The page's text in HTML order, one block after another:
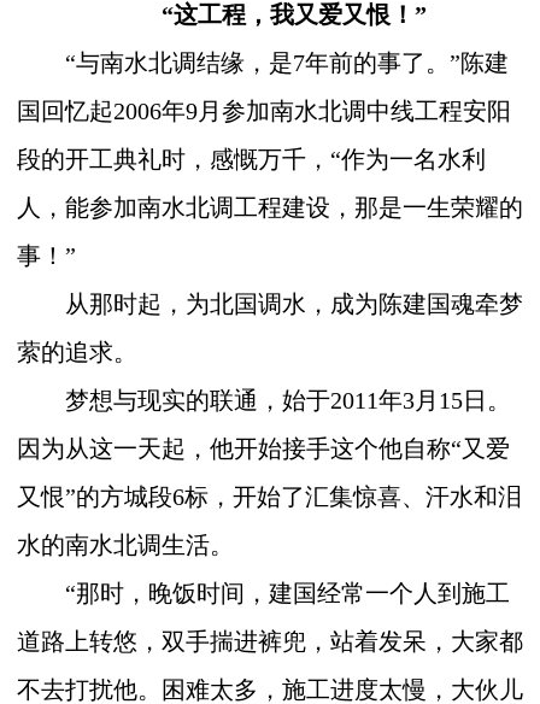
“这工程，我又爱又恨！”
“与南水北调结缘，是7年前的事了。”陈建
国回忆起2006年9月参加南水北调中线工程安阳
段的开工典礼时，感慨万千，“作为一名水利
人，能参加南水北调工程建设，那是一生荣耀的
事！”
从那时起，为北国调水，成为陈建国魂牵梦
萦的追求。
梦想与现实的联通，始于2011年3月 15日。
因为从这一天起，他开始接手这个他自称“又爱
又恨”的方城段6标，开始了汇集惊喜、汗水和泪
水的南水北调生活。
“那时，晚饭时间，建国经常一个人到施工
道路上转悠，双手揣进裤兜，站着发呆，大家都
不去打扰他。困难太多，施工进度太慢，大伙儿